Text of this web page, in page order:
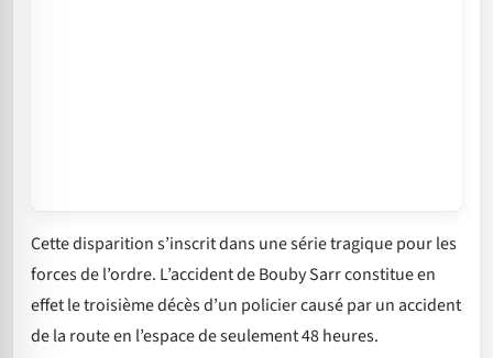
Cette disparition s’inscrit dans une série tragique pour les
forces de l’ordre. L’accident de Bouby Sarr constitue en
effet le troisième décès d’un policier causé par un accident
de la route en l’espace de seulement 48 heures.